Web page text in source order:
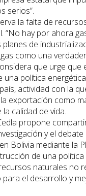
serios”.
la falta de
“No hay por ahora
de
como una
que urge
una política
actividad con la
exportación como
calidad de vida.
propone
y el
Bolivia mediante la
de una
naturales no
el desarrollo y